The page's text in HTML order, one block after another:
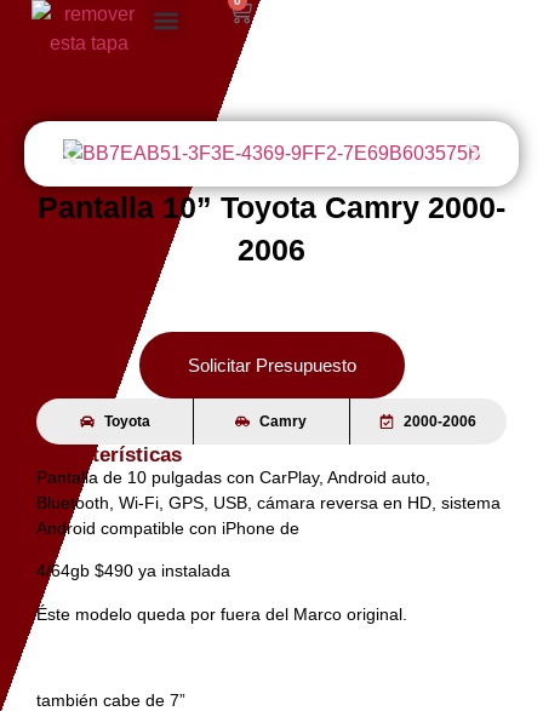
Pantalla 10” Toyota Camry 2000-
2006
Solicitar Presupuesto
Toyota Camry 2000-2006
Características
Pantalla de 10 pulgadas con CarPlay, Android auto,
Bluetooth, Wi-Fi, GPS, USB, cámara reversa en HD, sistema
Android compatible con iPhone de
4/64gb $490 ya instalada
Éste modelo queda por fuera del Marco original.
también cabe de 7”